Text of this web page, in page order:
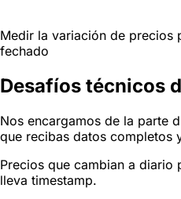
Medir la variación de precios
fechado
Desafíos técnicos
Nos encargamos de la parte
que recibas datos completos
Precios que cambian a
lleva timestamp.